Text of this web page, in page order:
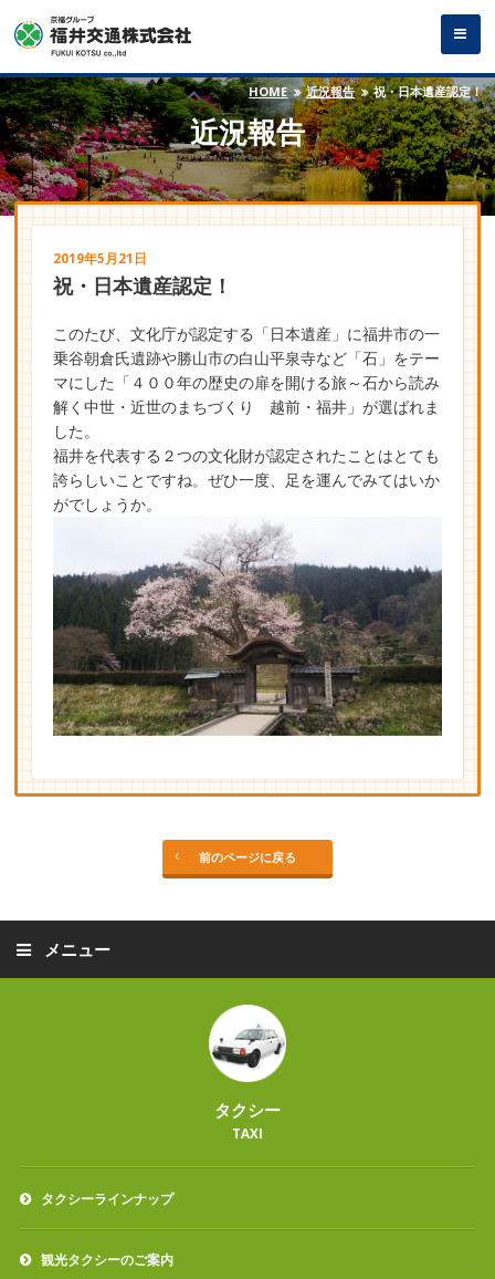
近況報告
HOME 近況報告 祝・日本遺産認定！
2019年5月21日
祝・日本遺産認定！
このたび、文化庁が認定する「日本遺産」に福井市の一
乗谷朝倉氏遺跡や勝山市の白山平泉寺など「石」をテー
マにした「４００年の歴史の扉を開ける旅～石から読み
解く中世・近世のまちづくり 越前・福井」が選ばれま
した。
福井を代表する２つの文化財が認定されたことはとても
誇らしいことですね。ぜひ一度、足を運んでみてはいか
がでしょうか。
前のページに戻る
メニュー
タクシー
TAXI
タクシーラインナップ
観光タクシーのご案内